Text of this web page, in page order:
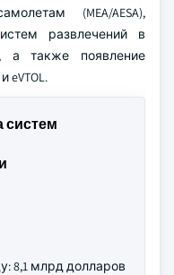
(MEA/AESA),
развлечений в
а также появление
eVTOL.
8,1 млрд долларов